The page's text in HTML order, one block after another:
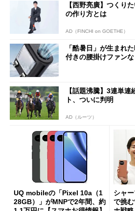
【西野亮廣】つくり
の作り方とは
AD（FINCHI on GOETHE）
「酷暑日」が生まれ
付きの腰掛けファン
【話題沸騰】3連単
ト、ついに判明
AD（ルーツ）
UQ mobileの「Pixel 10a（1
28GB）」がMNPで2年間、約
シャ
で挑